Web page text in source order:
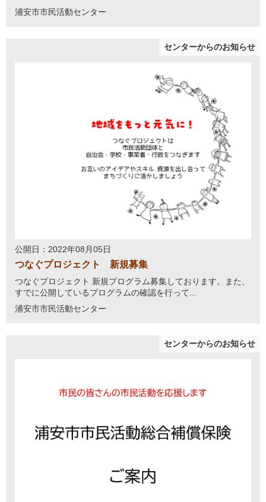
浦安市市民活動センター
センターからのお知らせ
公開日：2022年08月05日
つなぐプロジェクト 新規募集
つなぐプロジェクト 新規プログラム募集しております。また、
すでに公開しているプログラムの確認を行って...
浦安市市民活動センター
センターからのお知らせ